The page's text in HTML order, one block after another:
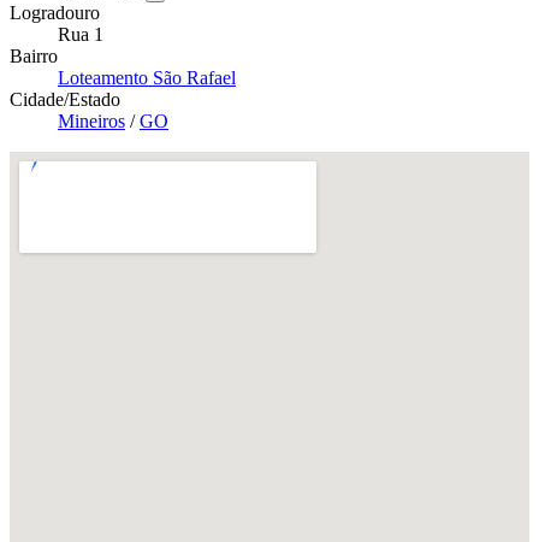
Logradouro
Rua 1
Bairro
Loteamento São Rafael
Cidade/Estado
Mineiros /GO